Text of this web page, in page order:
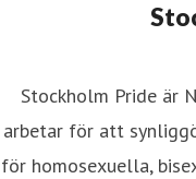
Stockholm Pride är
arbetar för att
för homosexuella,